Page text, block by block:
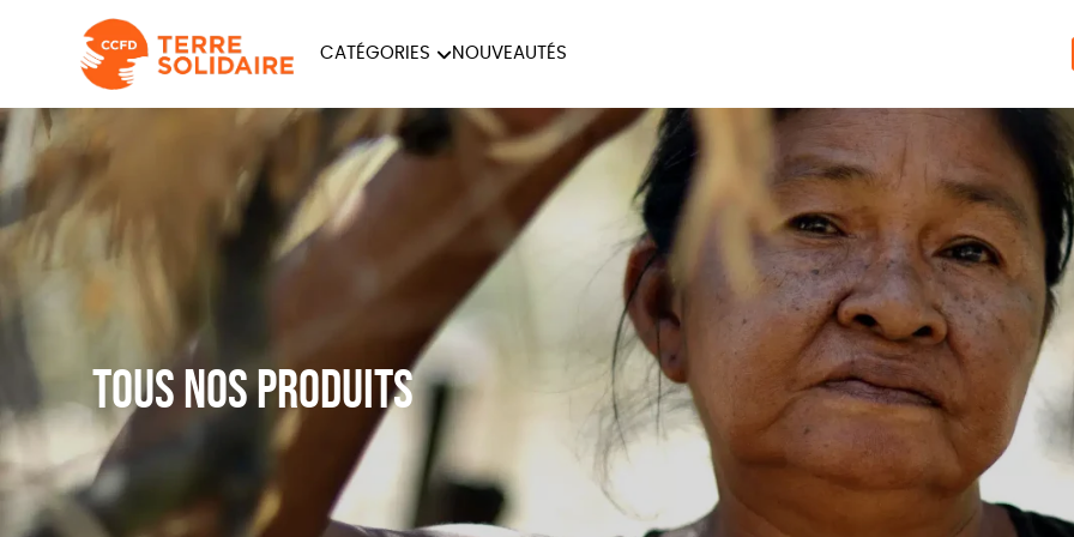
CATÉGORIES
ÉQUITABLE ÉPICERIE MAISON
PAPETERIE LIVRES JEUX
NOUVEAUTÉS
Tous nos produits